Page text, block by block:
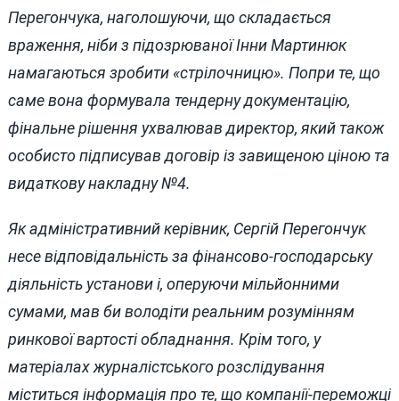
Перегончука, наголошуючи, що складається
враження, ніби з підозрюваної Інни Мартинюк
намагаються зробити «стрілочницю». Попри те, що
саме вона формувала тендерну документацію,
фінальне рішення ухвалював директор, який також
особисто підписував договір із завищеною ціною та
видаткову накладну №4.
Як адміністративний керівник, Сергій Перегончук
несе відповідальність за фінансово-господарську
діяльність установи і, оперуючи мільйонними
сумами, мав би володіти реальним розумінням
ринкової вартості обладнання. Крім того, у
матеріалах журналістського розслідування
міститься інформація про те, що компанії-переможці